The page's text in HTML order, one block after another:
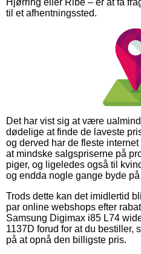
til et afhentningssted.
Det har vist sig at være
dødelige at finde de laveste
og derved har de fleste
at mindske salgspriserne på
piger, og ligeledes også til
og endda nogle gange byde
Trods dette kan det imidlertid
par online webshops efter
Samsung Digimax i85 L74
1137D forud for at du bestiller,
på at opnå den billigste pris.